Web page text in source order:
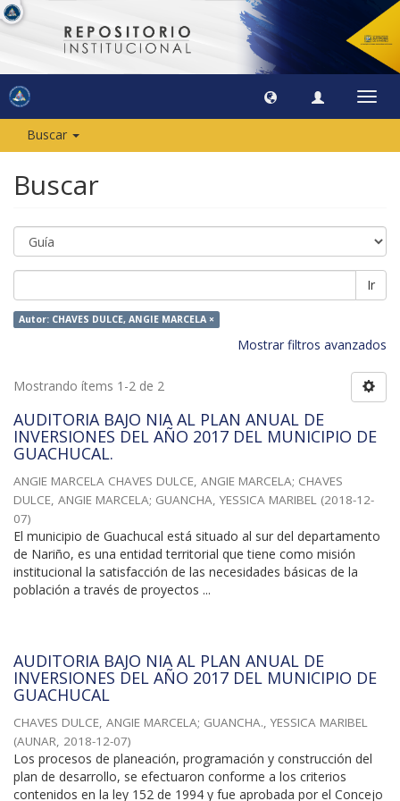
Buscar
Buscar
Ir
Autor: CHAVES DULCE, ANGIE MARCELA ×
Mostrar filtros avanzados
Mostrando ítems 1-2 de 2
AUDITORIA BAJO NIA AL PLAN ANUAL DE
INVERSIONES DEL AÑO 2017 DEL MUNICIPIO DE
GUACHUCAL.
ANGIE MARCELA CHAVES DULCE, ANGIE MARCELA; CHAVES
DULCE, ANGIE MARCELA; GUANCHA, YESSICA MARIBEL (2018-12-
07)
El municipio de Guachucal está situado al sur del departamento
de Nariño, es una entidad territorial que tiene como misión
institucional la satisfacción de las necesidades básicas de la
población a través de proyectos ...
AUDITORIA BAJO NIA AL PLAN ANUAL DE
INVERSIONES DEL AÑO 2017 DEL MUNICIPIO DE
GUACHUCAL
CHAVES DULCE, ANGIE MARCELA; GUANCHA., YESSICA MARIBEL
(AUNAR, 2018-12-07)
Los procesos de planeación, programación y construcción del
plan de desarrollo, se efectuaron conforme a los criterios
contenidos en la ley 152 de 1994 y fue aprobada por el Concejo